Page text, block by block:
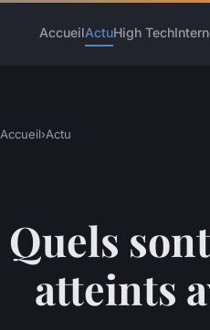
AccueilActuHigh Tech
Accueil›Actu
Quels
atteints